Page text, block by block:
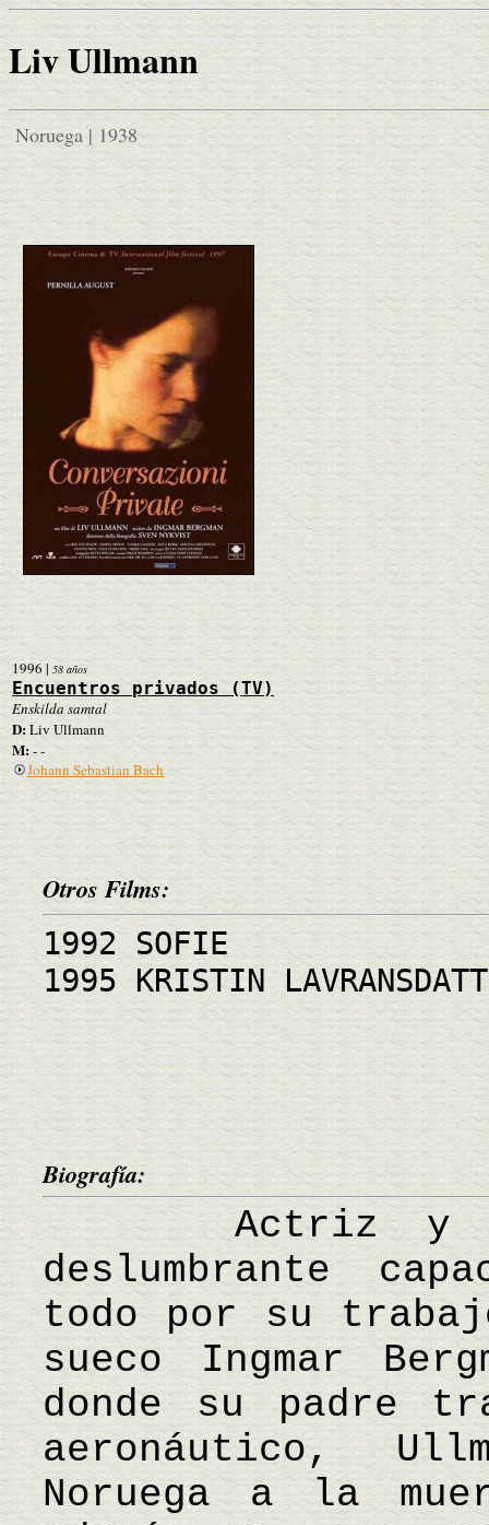
Liv Ullmann
Noruega | 1938
1996 | 58 años
Encuentros privados (TV)
Enskilda samtal
D:Liv Ullmann
M:- -
Johann Sebastian Bach
Otros Films:
1992 SOFIE
1995 KRISTIN
Biografía:
Actriz y
deslumbrante
todo por su
sueco Ingmar
donde su padre
aeronáutico,
Noruega a la